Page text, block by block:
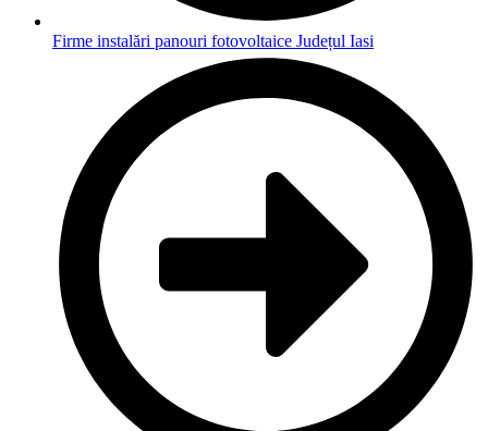
Firme instalări panouri fotovoltaice Județul Iasi